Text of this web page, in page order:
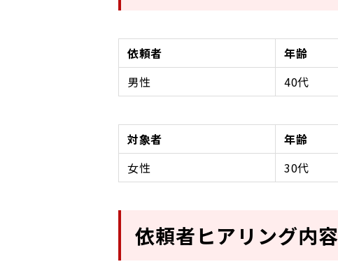
依頼者 年齢
男性
40代
対象者 年齢
女性
30代
依頼者ヒアリング内容